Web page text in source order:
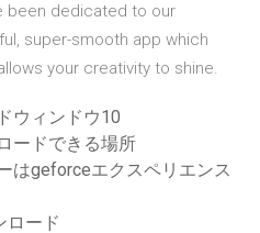
been dedicated to our
super-smooth app which
your creativity to shine.
ウィンドウ10
ードできる場所
はgeforceエクスペリエンス
ロード